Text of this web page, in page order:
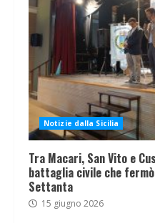
Notizie dalla Sicilia
Tra Macari, San Vito e
battaglia civile che
Settanta
15 giugno 2026